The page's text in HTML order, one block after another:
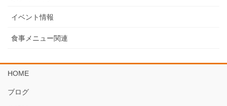
イベント情報
食事メニュー関連
HOME
ブログ